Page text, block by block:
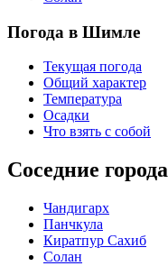
Погода в Шимле
Текущая погода
Общий характер
Температура
Осадки
Что взять с собой
Соседние города
Чандигарх
Панчкула
Киратпур Сахиб
Солан